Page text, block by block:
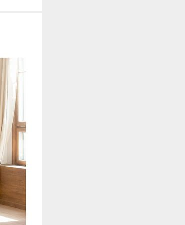
que el sitio ofrezca una mejor funcionalidad y personalización.
servicios hemos agregado a nuestras páginas. Si no permite
pueden establecer estas cookies en nuestro sitio web.
y proporcionarte publicidad relevante en otros sitios web.
dirigida.